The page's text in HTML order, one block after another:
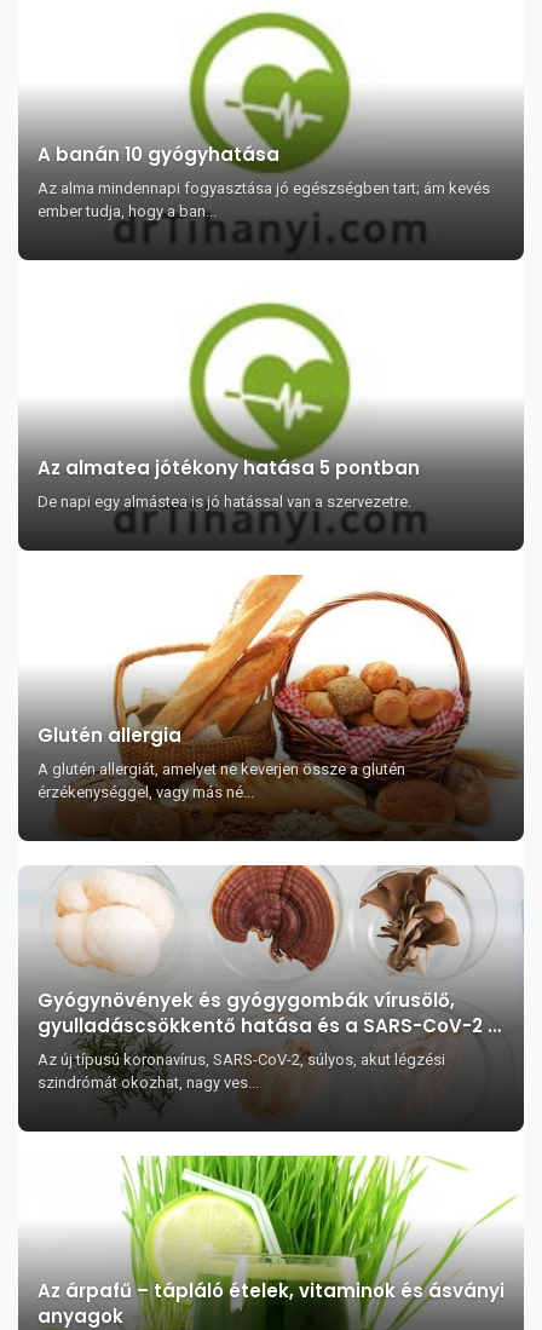
A banán 10 gyógyhatása
Az alma mindennapi fogyasztása jó egészségben tart; ám kevés
ember tudja, hogy a ban...
Az almatea jótékony hatása 5 pontban
De napi egy almástea is jó hatással van a szervezetre.
Glutén allergia
A glutén allergiát, amelyet ne keverjen össze a glutén
érzékenységgel, vagy más né...
Gyógynövények és gyógygombák vírusölő,
gyulladáscsökkentő hatása és a SARS-CoV-2 –
koronavírus fertőzés
Az új típusú koronavírus, SARS-CoV-2, súlyos, akut légzési
szindrómát okozhat, nagy ves...
Az árpafű – tápláló ételek, vitaminok és ásványi
anyagok